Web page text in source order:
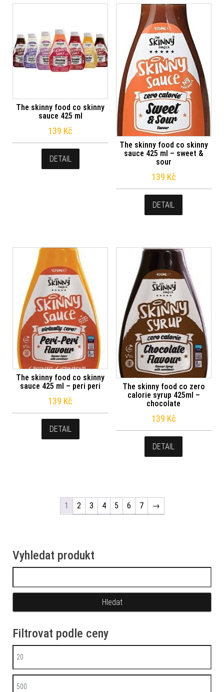
The skinny food co skinny
sauce 425 ml
139 Kč
DETAIL
The skinny food co skinny
sauce 425 ml – sweet &
sour
139 Kč
DETAIL
The skinny food co skinny
sauce 425 ml – peri peri
139 Kč
DETAIL
The skinny food co zero
calorie syrup 425ml –
chocolate
139 Kč
DETAIL
1 2 3 4 5 6 7 →
Vyhledat produkt
Filtrovat podle ceny
Minimální cena
Maximální cena